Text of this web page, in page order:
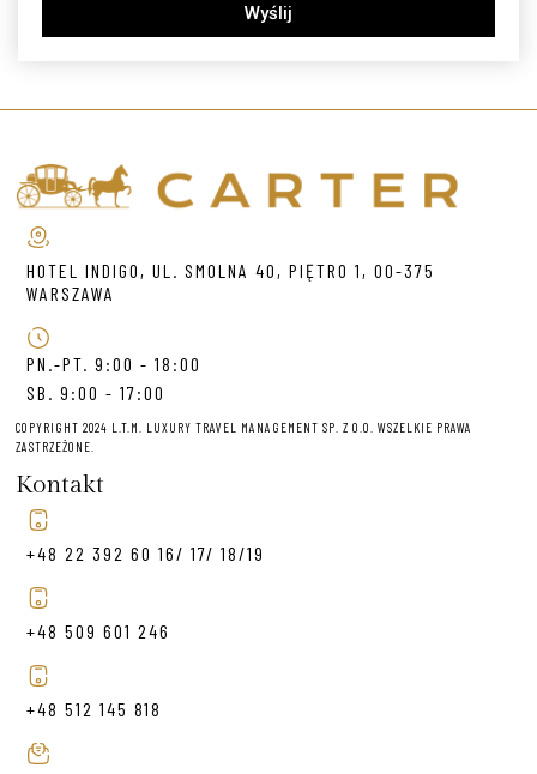
Wyślij
HOTEL INDIGO, UL. SMOLNA 40, PIĘTRO 1, 00-375
WARSZAWA
PN.-PT. 9:00 - 18:00
SB. 9:00 - 17:00
COPYRIGHT 2024 L.T.M. LUXURY TRAVEL MANAGEMENT SP. Z O.O. WSZELKIE PRAWA
ZASTRZEŻONE.
Kontakt
+48 22 392 60 16/ 17/ 18/19
+48 509 601 246
+48 512 145 818